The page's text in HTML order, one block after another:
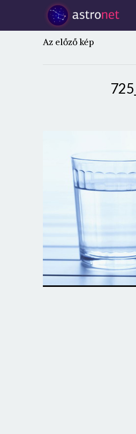
Az előző kép